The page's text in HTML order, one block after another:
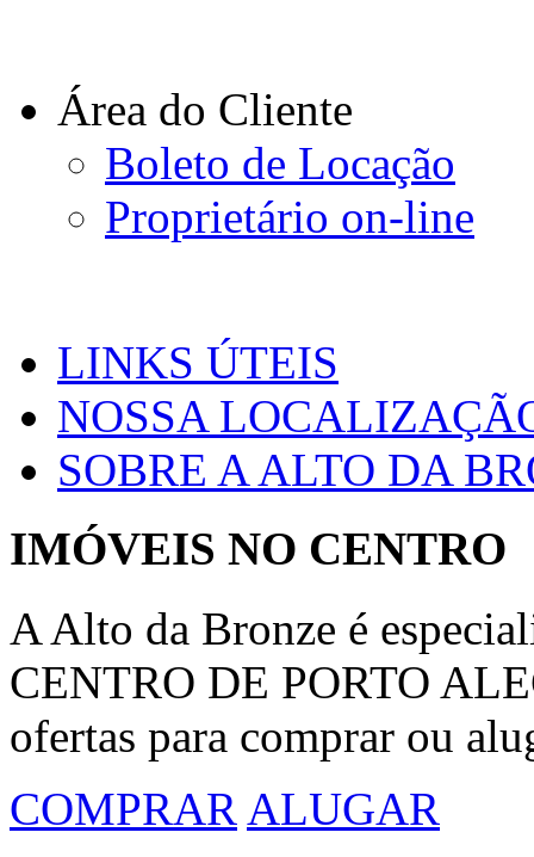
Área do Cliente
Boleto de Locação
Proprietário on-line
LINKS ÚTEIS
NOSSA
SOBRE A ALTO DA
IMÓVEIS NO CENTRO
A Alto da Bronze é
CENTRO DE PORTO
ofertas para comprar ou
COMPRAR ALUGAR